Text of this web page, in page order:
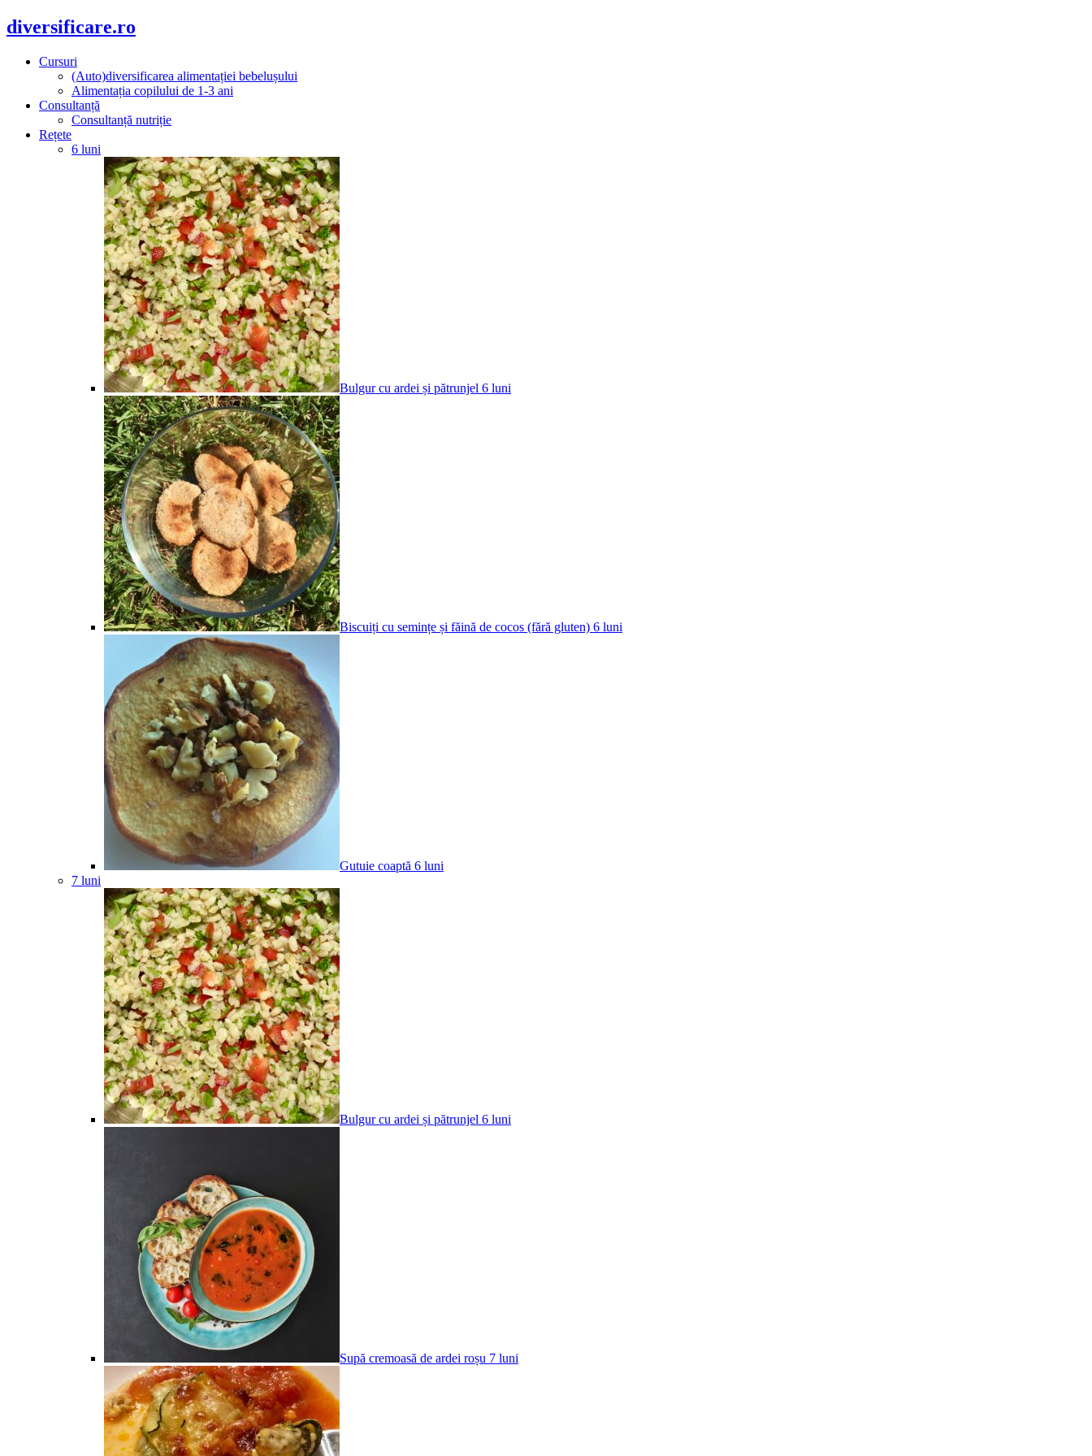
diversificare.ro
Cursuri
(Auto)diversificarea alimentației bebelușului
Alimentația copilului de 1-3 ani
Consultanță
Consultanță nutriție
Rețete
6 luni
Bulgur cu ardei și pătrunjel 6 luni
Biscuiți cu semințe și făină de cocos (fără gluten) 6 luni
Gutuie coaptă 6 luni
7 luni
Bulgur cu ardei și pătrunjel 6 luni
Supă cremoasă de ardei roșu 7 luni